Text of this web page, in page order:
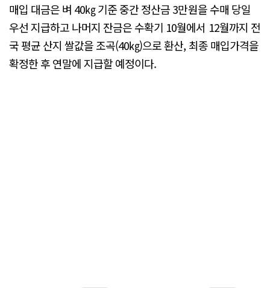
매입 대금은 벼 40㎏ 기준 중간 정산금 3만원을 수매 당일
우선 지급하고 나머지 잔금은 수확기 10월에서 12월까지 전
국 평균 산지 쌀값을 조곡(40㎏)으로 환산, 최종 매입가격을
확정한 후 연말에 지급할 예정이다.